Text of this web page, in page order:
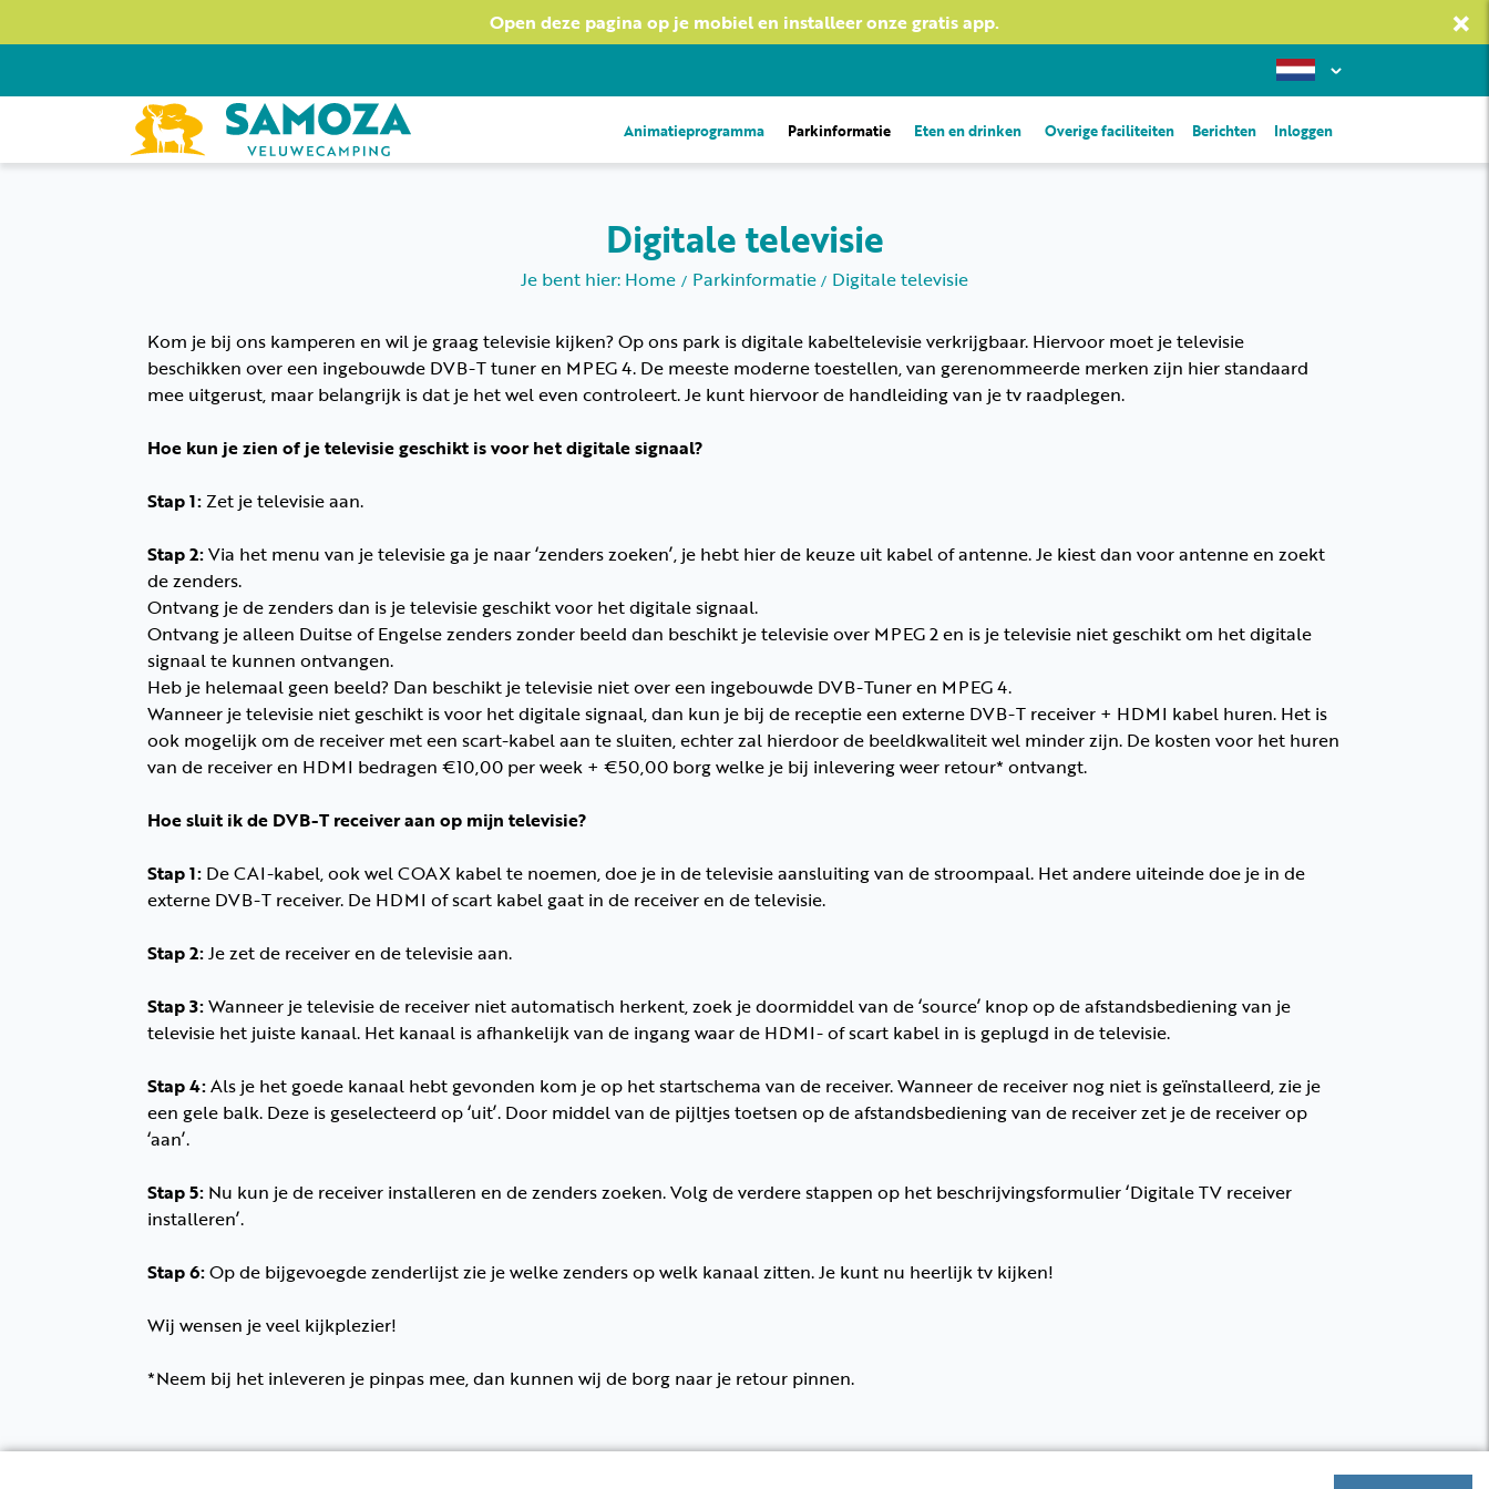
Open deze pagina op je mobiel en installeer onze gratis app. ×
Animatieprogramma Parkinformatie Eten en drinken Overige faciliteiten Berichten Inloggen
Digitale televisie
Je bent hier: Home Parkinformatie Digitale televisie
Kom je bij ons kamperen en wil je graag televisie kijken? Op ons park is digitale kabeltelevisie verkrijgbaar. Hiervoor moet je televisie
beschikken over een ingebouwde DVB-T tuner en MPEG 4. De meeste moderne toestellen, van gerenommeerde merken zijn hier standaard
mee uitgerust, maar belangrijk is dat je het wel even controleert. Je kunt hiervoor de handleiding van je tv raadplegen.
Hoe kun je zien of je televisie geschikt is voor het digitale signaal?
Stap 1:Zet je televisie aan.
Stap 2:Via het menu van je televisie ga je naar ‘zenders zoeken’, je hebt hier de keuze uit kabel of antenne. Je kiest dan voor antenne en zoekt
de zenders.
Ontvang je de zenders dan is je televisie geschikt voor het digitale signaal.
Ontvang je alleen Duitse of Engelse zenders zonder beeld dan beschikt je televisie over MPEG 2 en is je televisie niet geschikt om het digitale
signaal te kunnen ontvangen.
Heb je helemaal geen beeld? Dan beschikt je televisie niet over een ingebouwde DVB-Tuner en MPEG 4.
Wanneer je televisie niet geschikt is voor het digitale signaal, dan kun je bij de receptie een externe DVB-T receiver + HDMI kabel huren. Het is
ook mogelijk om de receiver met een scart-kabel aan te sluiten, echter zal hierdoor de beeldkwaliteit wel minder zijn. De kosten voor het huren
van de receiver en HDMI bedragen €10,00 per week + €50,00 borg welke je bij inlevering weer retour* ontvangt.
Hoe sluit ik de DVB-T receiver aan op mijn televisie?
Stap 1: De CAI-kabel, ook wel COAX kabel te noemen, doe je in de televisie aansluiting van de stroompaal. Het andere uiteinde doe je in de
externe DVB-T receiver. De HDMI of scart kabel gaat in de receiver en de televisie.
Stap 2:Je zet de receiver en de televisie aan.
Stap 3:Wanneer je televisie de receiver niet automatisch herkent, zoek je doormiddel van de ‘source’ knop op de afstandsbediening van je
televisie het juiste kanaal. Het kanaal is afhankelijk van de ingang waar de HDMI- of scart kabel in is geplugd in de televisie.
Stap 4:Als je het goede kanaal hebt gevonden kom je op het startschema van de receiver. Wanneer de receiver nog niet is geïnstalleerd, zie je
een gele balk. Deze is geselecteerd op ‘uit’. Door middel van de pijltjes toetsen op de afstandsbediening van de receiver zet je de receiver op
‘aan’.
Stap 5: Nu kun je de receiver installeren en de zenders zoeken. Volg de verdere stappen op het beschrijvingsformulier ‘Digitale TV receiver
installeren’.
Stap 6:Op de bijgevoegde zenderlijst zie je welke zenders op welk kanaal zitten. Je kunt nu heerlijk tv kijken!
Wij wensen je veel kijkplezier!
*Neem bij het inleveren je pinpas mee, dan kunnen wij de borg naar je retour pinnen.